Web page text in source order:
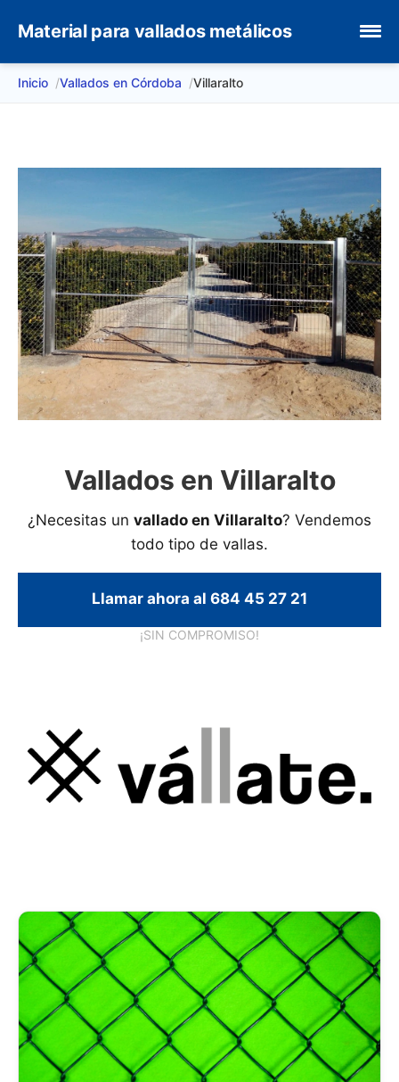
Material para vallados metálicos
Inicio Vallados en Córdoba Villaralto
Vallados en Villaralto
¿Necesitas un vallado en Villaralto? Vendemos
todo tipo de vallas.
Llamar ahora al 684 45 27 21
¡SIN COMPROMISO!